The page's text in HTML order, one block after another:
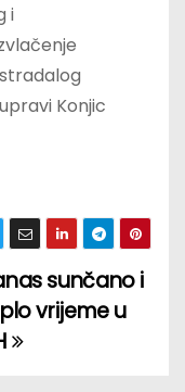
i
Konjic
sunčano i
vrijeme u